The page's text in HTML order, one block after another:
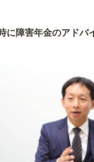
に障害年金のアドバ